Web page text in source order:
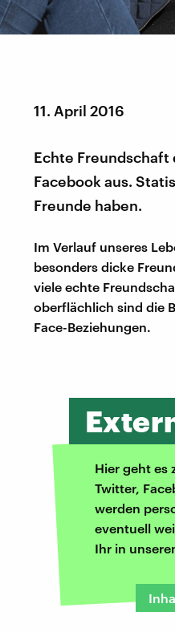
11. April 2016
Echte
Facebook aus.
Freunde haben.
Im Verlauf unseres
besonders dicke
viele echte
oberflächlich sind die
Face-Beziehungen.
Hier geht es
Twitter,
werden
eventuell
Ihr in